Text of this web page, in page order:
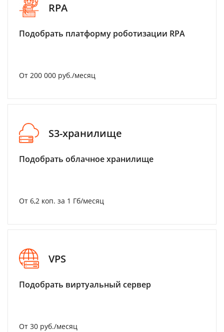
RPA
Подобрать платформу роботизации RPA
От 200 000 руб./месяц
S3-хранилище
Подобрать облачное хранилище
От 6,2 коп. за 1 Гб/месяц
VPS
Подобрать виртуальный сервер
От 30 руб./месяц